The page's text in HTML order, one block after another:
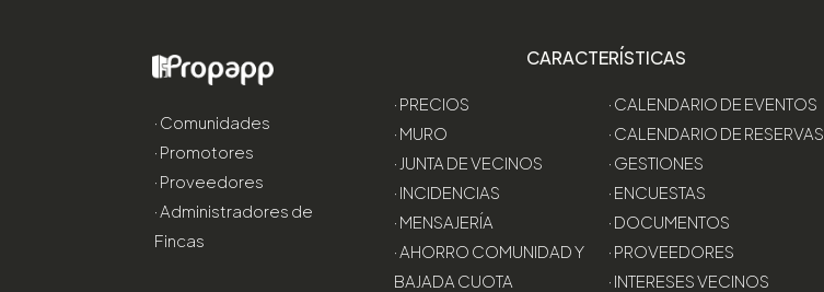
· Comunidades
· Promotores
· Proveedores
· Administradores de
Fincas
CARACTERÍSTICAS
· PRECIOS
· MURO
· JUNTA DE VECINOS
· INCIDENCIAS
· MENSAJERÍA
· AHORRO COMUNIDAD Y
BAJADA CUOTA
· CALENDARIO DE EVENTOS
· CALENDARIO DE RESERVAS
· GESTIONES
· ENCUESTAS
· DOCUMENTOS
· PROVEEDORES
· INTERESES VECINOS